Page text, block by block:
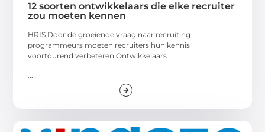
12 soorten ontwikkelaars die elke recruiter
zou moeten kennen
HRIS Door de groeiende vraag naar recruiting
programmeurs moeten recruiters hun kennis
voortdurend verbeteren Ontwikkelaars